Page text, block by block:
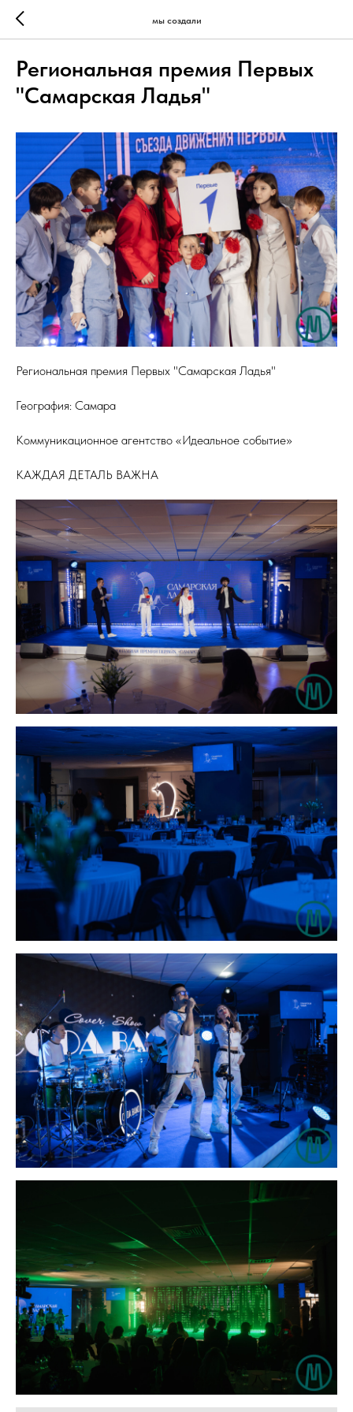
мы создали
Региональная премия Первых
"Самарская Ладья"
Региональная премия Первых "Самарская Ладья"
География: Самара
Коммуникационное агентство «Идеальное событие»
КАЖДАЯ ДЕТАЛЬ ВАЖНА